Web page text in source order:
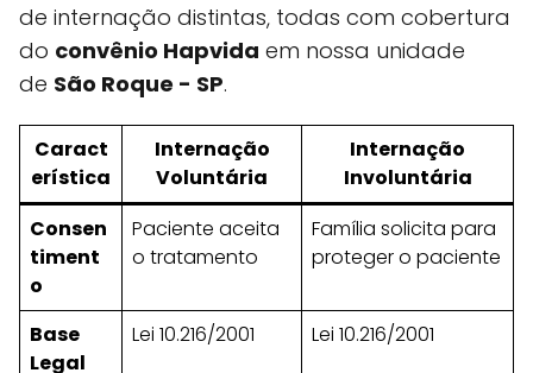
de internação distintas, todas com cobertura
do convênio Hapvida em nossa unidade
de São Roque - SP.
Caract
erística
Internação
Voluntária
Internação
Involuntária
Consen
timent
o
Paciente aceita
o tratamento
Família solicita para
proteger o paciente
Base
Legal
Lei 10.216/2001 Lei 10.216/2001